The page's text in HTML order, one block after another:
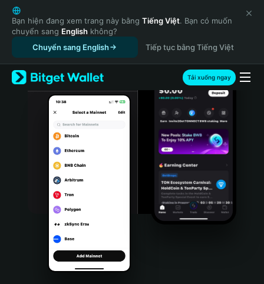
English
日本語
Tiếng Việt
Русский
Español (Latinoamérica)
Türkçe
Italiano
Português (Portugal)
Bahasa Indonesia
Português (Brasil)
Español (Argentina)
Bạn hiện đang xem trang này bằng Tiếng Việt. Bạn có muốn
chuyển sang English không?
Chuyển sang English
Tiếp tục bằng Tiếng Việt
Tải xuống ngay